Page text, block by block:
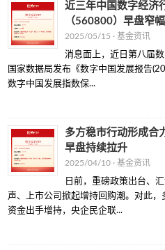
近三年中国数字经济
（560800）早盘窄
2025/05/15 ·基金资讯
消息面上，近日第八届
国家数据局发布《数字中国发展报告
数字中国发展指数保...
多方稳市行动形成合
早盘持续拉升
2025/04/10 ·基金资讯
日前，重磅政策出台、
声、上市公司掀起增持回购潮。对此，
资金出手增持，央企民企联...